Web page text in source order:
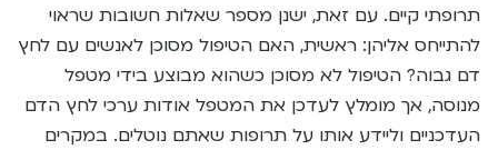
תרופתי קיים. עם זאת, ישנן מספר שאלות חשובות שראוי
להתייחס אליהן: ראשית, האם הטיפול מסוכן לאנשים עם לחץ
דם גבוה? הטיפול לא מסוכן כשהוא מבוצע בידי מטפל
מנוסה, אך מומלץ לעדכן את המטפל אודות ערכי לחץ הדם
העדכניים וליידע אותו על תרופות שאתם נוטלים. במקרים